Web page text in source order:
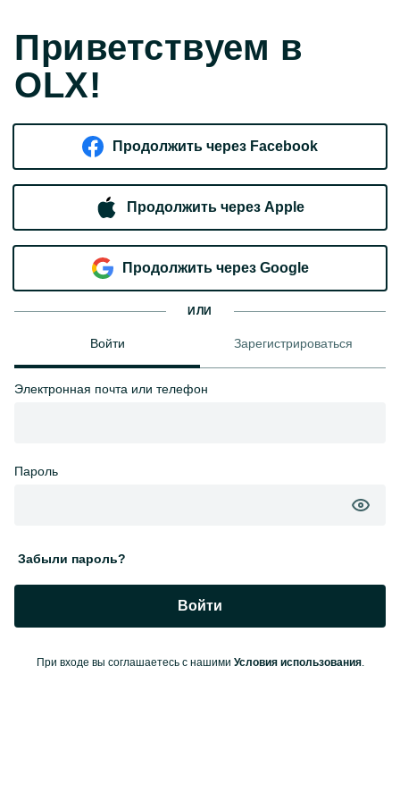
Приветствуем в
OLX!
Продолжить через Facebook
Продолжить через Apple
Продолжить через Google
ИЛИ
Войти Зарегистрироваться
Электронная почта или телефон
Пароль
Забыли пароль?
Войти
При входе вы соглашаетесь с нашими Условия использования.